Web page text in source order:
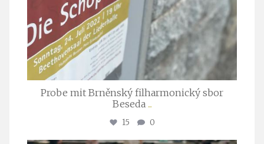
Probe mit Brněnský filharmonický sbor
Beseda ...
15 0